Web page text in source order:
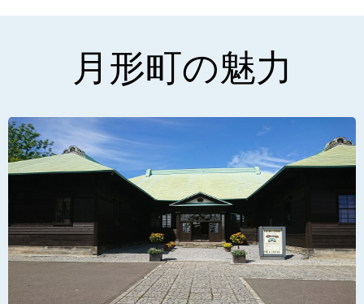
月形町の魅力